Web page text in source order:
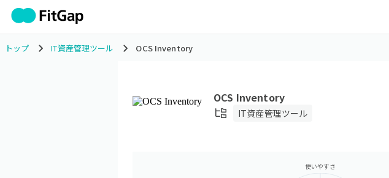
トップ IT資産管理ツール OCS Inventory
OCS Inventory
IT資産管理ツール
使いやすさ